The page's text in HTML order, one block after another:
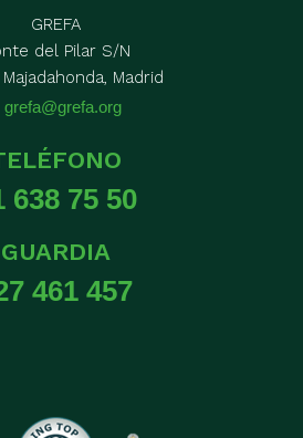
GREFA
del Pilar S/N
Madrid
grefa@grefa.org
638 75 50
GUARDIA
461 457